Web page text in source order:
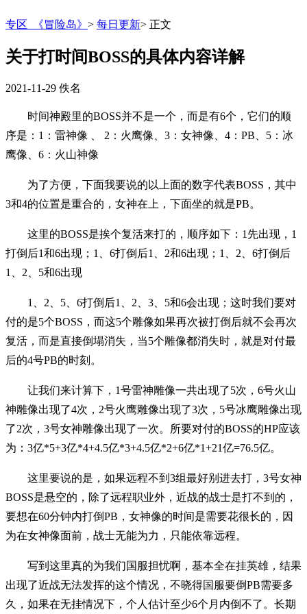
专区_《冒险岛》 > 每日更新> 正文
关于打时间BOSS的具体内容详解
2021-11-29 佚名
时间神殿里的BOSS并不是一个，而是有6个，它们的顺
序是：1：雷神像 、 2：火鹰像、3：女神像、4：PB、5：冰
鹰像、6：火山神像
为了方便，下面我要说的以上面的数字代表BOSS，其中
3和4的位置是重合的，女神在上，下面坐的就是PB。
这里的BOSS是挨个复活来打的，顺序如下：1先出现，1
打倒后1和6出现；1、6打倒后1、2和6出现；1、2、6打倒后
1、2、5和6出现
1、2、5、6打倒后1、2、3、5和6会出现；这时我们要对
付的是5个BOSS，而这5个雕像如果再次被打倒后就不会再次
复活，而是直接倒塌消失，当5个雕像都消失时，就是对付最
后的4号PB的时刻。
让我们来计算下，1号雷神雕像一共出现了5次，6号火山
神雕像出现了4次，2号火鹰雕像出现了3次，5号冰鹰雕像出现
了2次，3号女神雕像出现了一次。所要对付的BOSS的HP应该
为：3亿*5+3亿*4+4.5亿*3+4.5亿*2+6亿*1+21亿=76.5亿。
这里要说的是，如果远程不到3组最好别进去打，3号女神
BOSS是悬空的，除了远程职业外，近战的战士是打不到的，
要想在60分钟内打倒PB，女神像的时间是需要花很长的，因
为在女神像面前，战士无能为力，只能依靠远程。
写到这里真的为我们国服担忧啊，基本全在挂英雄，结果
出现了近战无法发挥的这个情况，不晓得国服要倒PB需要多
久，如果在无挂情况下，个人估计至少6个月内倒不了。长期